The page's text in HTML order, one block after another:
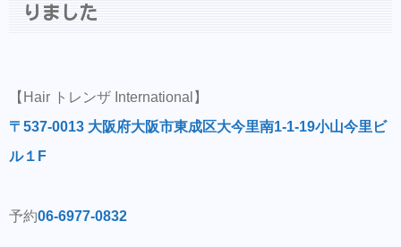
りました
【Hair トレンザ International】
〒537-0013 大阪府大阪市東成区大今里南1-1-19小山今里ビ
ル１F
予約06-6977-0832